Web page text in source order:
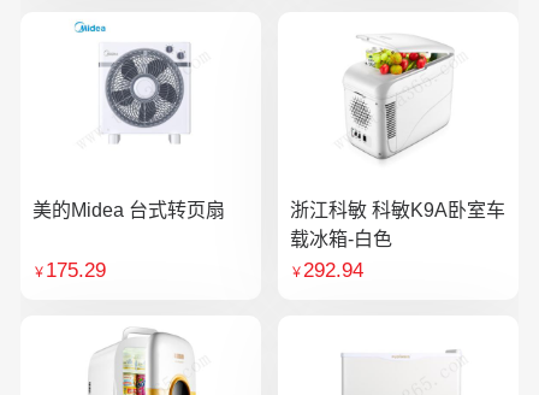
美的Midea 台式转页扇
￥ 175.29
浙江科敏 科敏K9A卧室车
载冰箱-白色
￥292.94